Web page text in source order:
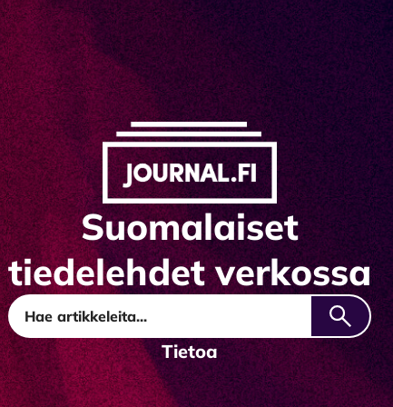
Journal.fi
Suomalaiset
tiedelehdet verkossa
Hae
Tietoa